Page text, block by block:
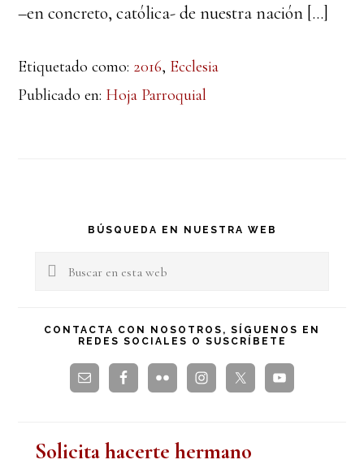
–en concreto, católica- de nuestra nación […]
Etiquetado como: 2016, Ecclesia
Publicado en: Hoja Parroquial
Barra
lateral
BÚSQUEDA EN NUESTRA WEB
Buscar
esta
CONTACTA CON NOSOTROS, SÍGUENOS EN
REDES SOCIALES O SUSCRÍBETE
Solicita hacerte hermano